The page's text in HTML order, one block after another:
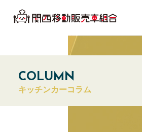
COLUMN
キッチンカーコラム